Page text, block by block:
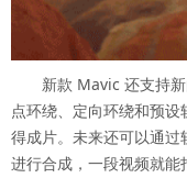
新款 Mavic 还支持新
点环绕、定向环绕和预
得成片。未来还可以通
进行合成，一段视频就能